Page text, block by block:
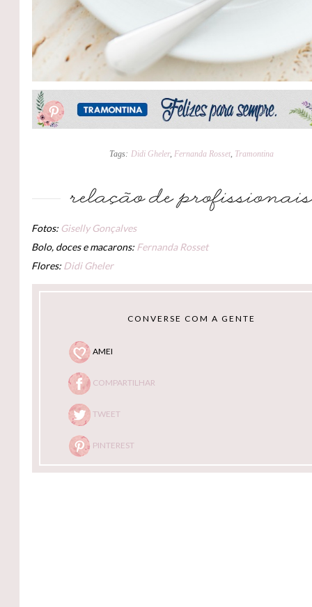
Tags: Didi Gheler, Fernanda Rosset, Tramontina
Fotos: Giselly Gonçalves
Bolo, doces e macarons: Fernanda Rosset
Flores: Didi Gheler
CONVERSE COM A GENTE
AMEI
COMPARTILHAR
TWEET
PINTEREST